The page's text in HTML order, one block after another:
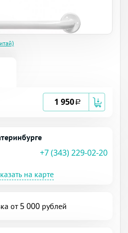
1 950a
+7 (343) 229-02-20
на карте
от 5 000 рублей